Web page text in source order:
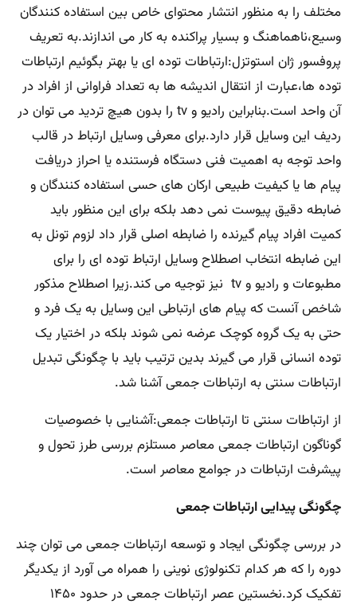
مختلف را به منظور انتشار محتوای خاص بین استفاده کنندگان
وسیع،ناهماهنگ و بسیار پراکنده به کار می اندازند.به تعریف
پروفسور ژان استوتزل:ارتباطات توده ای یا بهتر بگوئیم ارتباطات
توده ها،عبارت از انتقال اندیشه ها به تعداد فراوانی از افراد در
آن واحد است.بنابراین رادیو و tv را بدون هیچ تردید می توان در
ردیف این وسایل قرار دارد.برای معرفی وسایل ارتباط در قالب
واحد توجه به اهمیت فنی دستگاه فرستنده یا احراز دریافت
پیام ها یا کیفیت طبیعی ارکان های حسی استفاده کنندگان و
ضابطه دقیق پیوست نمی دهد بلکه برای این منظور باید
کمیت افراد پیام گیرنده را ضابطه اصلی قرار داد لزوم تونل به
این ضابطه انتخاب اصطلاح وسایل ارتباط توده ای را برای
مطبوعات و رادیو و tv نیز توجیه می کند.زیرا اصطلاح مذکور
شاخص آنست که پیام های ارتباطی این وسایل به یک فرد و
حتی به یک گروه کوچک عرضه نمی شوند بلکه در اختیار یک
توده انسانی قرار می گیرند بدین ترتیب باید با چگونگی تبدیل
ارتباطات سنتی به ارتباطات جمعی آشنا شد.
از ارتباطات سنتی تا ارتباطات جمعی:آشنایی با خصوصیات
گوناگون ارتباطات جمعی معاصر مستلزم بررسی طرز تحول و
پیشرفت ارتباطات در جوامع معاصر است.
چگونگی پیدایی ارتباطات جمعی
در بررسی چگونگی ایجاد و توسعه ارتباطات جمعی می توان چند
دوره را که هر کدام تکنولوژی نوینی را همراه می آورد از یکدیگر
تفکیک کرد.نخستین عصر ارتباطات جمعی در حدود ۱۴۵۰